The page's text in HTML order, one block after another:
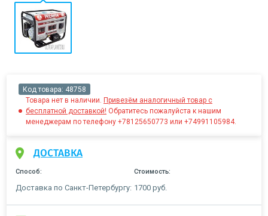
Код товара: 48758
Товара нет в наличии. Привезём аналогичный товар с
бесплатной доставкой! Обратитесь пожалуйста к нашим
менеджерам по телефону +78125650773 или +74991105984.
ДОСТАВКА
Способ: Стоимость:
Доставка по Санкт-Петербургу: 1700 руб.